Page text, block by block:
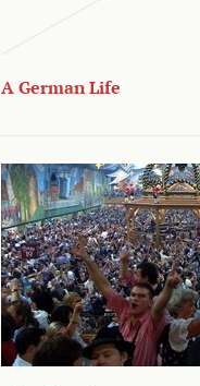
A German Life